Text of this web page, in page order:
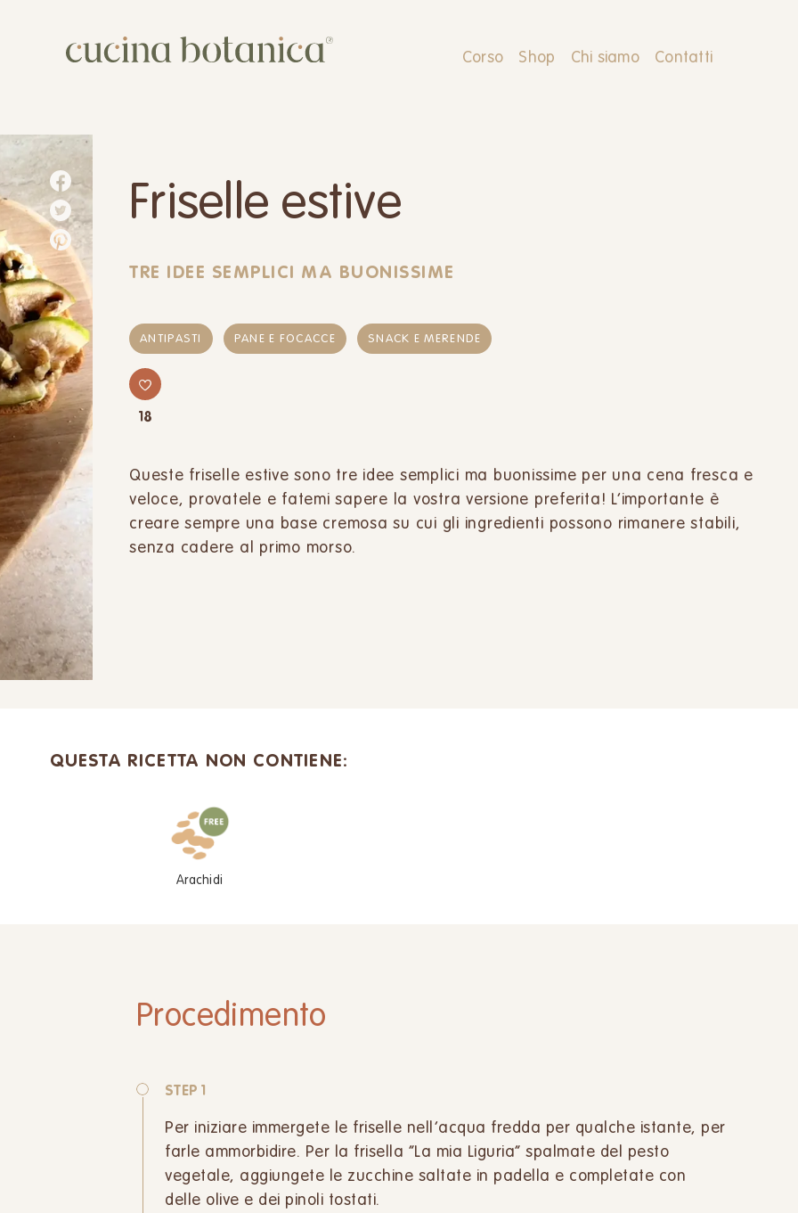
Corso Shop Chi siamo Contatti
Friselle estive
TRE IDEE SEMPLICI MA BUONISSIME
ANTIPASTI PANE E FOCACCE SNACK E MERENDE
18
Queste friselle estive sono tre idee semplici ma buonissime per una cena fresca e
veloce, provatele e fatemi sapere la vostra versione preferita! L’importante è
creare sempre una base cremosa su cui gli ingredienti possono rimanere stabili,
senza cadere al primo morso.
QUESTA RICETTA NON CONTIENE:
Arachidi
Procedimento
STEP 1
Per iniziare immergete le friselle nell’acqua fredda per qualche istante, per
farle ammorbidire. Per la frisella “La mia Liguria” spalmate del pesto
vegetale, aggiungete le zucchine saltate in padella e completate con
delle olive e dei pinoli tostati.